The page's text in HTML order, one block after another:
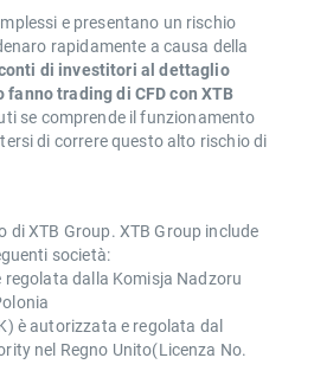
e presentano un rischio
rapidamente a causa della
di investitori al dettaglio
trading di CFD con XTB
se comprende il funzionamento
di correre questo alto rischio di
di XTB Group. XTB Group include
società:
regolata dalla Komisja Nadzoru
è autorizzata e regolata dal
nel Regno Unito(Licenza No.